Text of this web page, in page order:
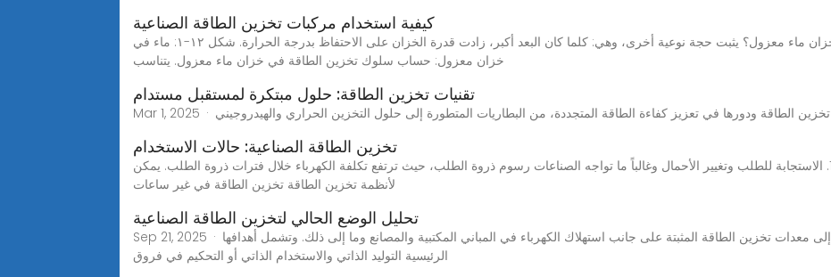
كيفية استخدام مركبات تخزين الطاقة الصناعية
كيف يمكن حساب سلوك تخزين الطاقة في خزان ماء معزول؟ يثبت حجة نوعية أخرى، وهي: كلما كان البعد أكبر، زادت قدرة الخزان على الاحتفاظ بدرجة الحرارة. شكل ١٢-١: ماء في
خزان معزول: حساب سلوك تخزين الطاقة في خزان ماء معزول. يتناسب
تقنيات تخزين الطاقة: حلول مبتكرة لمستقبل مستدام
تخزين الطاقة الصناعية: حالات الاستخدام
حالات استخدام تخزين الطاقة الصناعية 1. الاستجابة للطلب وتغيير الأحمال وغالباً ما تواجه الصناعات رسوم ذروة الطلب، حيث ترتفع تكلفة الكهرباء خلال فترات ذروة الطلب. يمكن
لأنظمة تخزين الطاقة تخزين الطاقة في غير ساعات
تحليل الوضع الحالي لتخزين الطاقة الصناعية
Sep 21, 2025 · يشير تخزين الطاقة التجارية والصناعية إلى معدات تخزين الطاقة المثبتة على جانب استهلاك الكهرباء في المباني المكتبية والمصانع وما إلى ذلك. وتشمل أهدافها
الرئيسية التوليد الذاتي والاستخدام الذاتي أو التحكيم في فروق